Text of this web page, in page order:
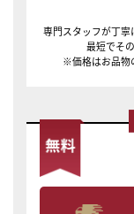
専門スタッフが丁寧
最短でそ
※価格はお品物